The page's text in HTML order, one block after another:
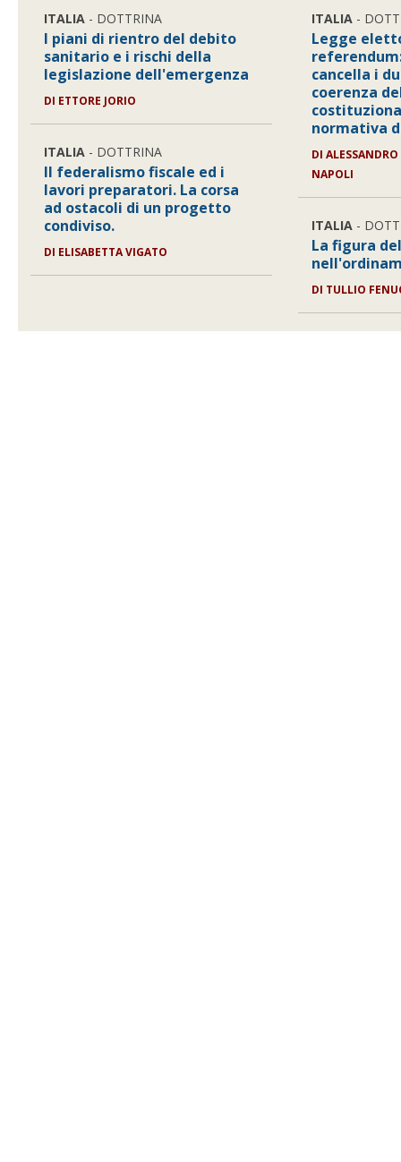
ITALIA - DOTTRINA
I piani di rientro del debito
sanitario e i rischi della
legislazione dell'emergenza
DI ETTORE JORIO
ITALIA - DOTTRINA
Il federalismo fiscale ed i
lavori preparatori. La corsa
ad ostacoli di un progetto
condiviso.
DI ELISABETTA VIGATO
ITALIA -
Legge
cancella i
coerenza
normativa
DI
NAPOLI
ITALIA -
La figura
DI TULLIO